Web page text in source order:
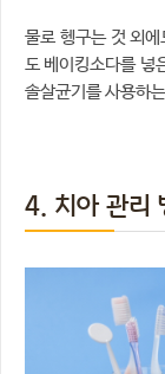
물로 헹구는 것 외
도 베이킹소다를 넣
솔살균기를 사용하
4. 치아 관리